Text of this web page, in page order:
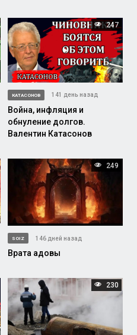
247
КАТАСОНОВ 141 день назад
Война, инфляция и
обнуление долгов.
Валентин Катасонов
249
SOIZ 146 дней назад
Врата адовы
230